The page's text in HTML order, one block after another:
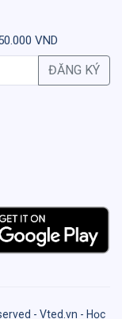
VND
ĐĂNG KÝ
- Vted.vn - Học